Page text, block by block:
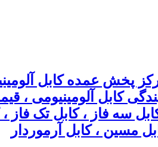
پخش عمده کابل
کابل آلومینیومی
سه فاز ، کابل تک
مسین ، کابل آرموردار